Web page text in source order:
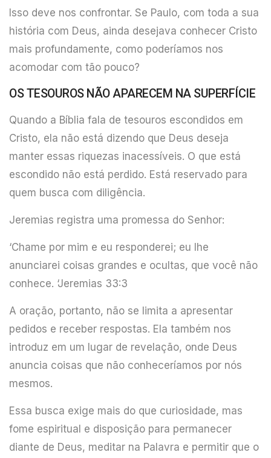
Isso deve nos confrontar. Se Paulo, com toda a sua
história com Deus, ainda desejava conhecer Cristo
mais profundamente, como poderíamos nos
acomodar com tão pouco?
OS TESOUROS NÃO APARECEM NA SUPERFÍCIE
Quando a Bíblia fala de tesouros escondidos em
Cristo, ela não está dizendo que Deus deseja
manter essas riquezas inacessíveis. O que está
escondido não está perdido. Está reservado para
quem busca com diligência.
Jeremias registra uma promessa do Senhor:
‘Chame por mim e eu responderei; eu lhe
anunciarei coisas grandes e ocultas, que você não
conhece. ‘Jeremias 33:3
A oração, portanto, não se limita a apresentar
pedidos e receber respostas. Ela também nos
introduz em um lugar de revelação, onde Deus
anuncia coisas que não conheceríamos por nós
mesmos.
Essa busca exige mais do que curiosidade, mas
fome espiritual e disposição para permanecer
diante de Deus, meditar na Palavra e permitir que o